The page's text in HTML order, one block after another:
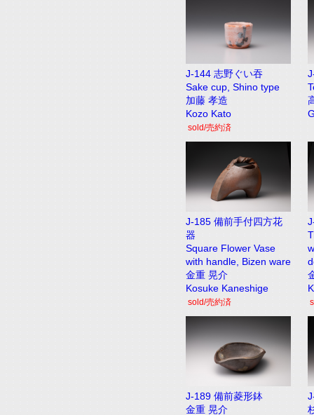
J-144 志野ぐい吞
Sake cup, Shino type
加藤 孝造
Kozo Kato
sold/売約済
J-185 備前手付四方花
器
Square Flower Vase
with handle, Bizen ware
金重 晃介
Kosuke Kaneshige
sold/売約済
J-189 備前菱形鉢
金重 晃介